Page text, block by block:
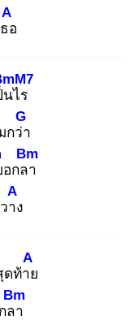
อ
A
นไร
กว่า
G
กลา
Bm
าง
A
ท้าย
A
ลา
Bm